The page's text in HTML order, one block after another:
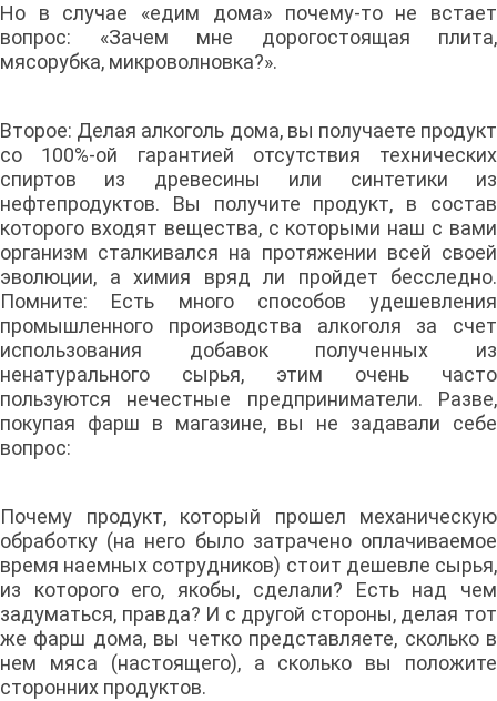
Но в случае «едим дома» почему-то не встает
вопрос: «Зачем мне дорогостоящая плита,
мясорубка, микроволновка?».
Второе: Делая алкоголь дома, вы получаете продукт
со 100%-ой гарантией отсутствия технических
спиртов из древесины или синтетики из
нефтепродуктов. Вы получите продукт, в состав
которого входят вещества, с которыми наш с вами
организм сталкивался на протяжении всей своей
эволюции, а химия вряд ли пройдет бесследно.
Помните: Есть много способов удешевления
промышленного производства алкоголя за счет
использования добавок полученных из
ненатурального сырья, этим очень часто
пользуются нечестные предприниматели. Разве,
покупая фарш в магазине, вы не задавали себе
вопрос:
Почему продукт, который прошел механическую
обработку (на него было затрачено оплачиваемое
время наемных сотрудников) стоит дешевле сырья,
из которого его, якобы, сделали? Есть над чем
задуматься, правда? И с другой стороны, делая тот
же фарш дома, вы четко представляете, сколько в
нем мяса (настоящего), а сколько вы положите
сторонних продуктов.